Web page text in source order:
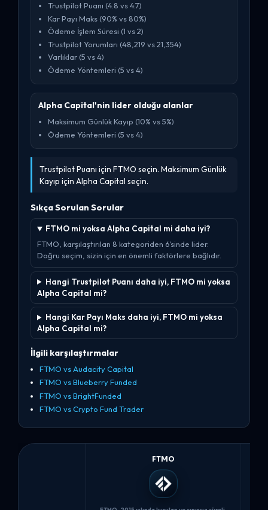
Trustpilot Puanı (4.8 vs 4.7)
Kar Payı Maks (90% vs 80%)
Ödeme İşlem Süresi (1 vs 2)
Trustpilot Yorumları (48,219 vs 21,354)
Varlıklar (5 vs 4)
Ödeme Yöntemleri (5 vs 4)
Alpha Capital'nin lider olduğu alanlar
Maksimum Günlük Kayıp (10% vs 5%)
Ödeme Yöntemleri (5 vs 4)
Trustpilot Puanı için FTMO seçin. Maksimum Günlük
Kayıp için Alpha Capital seçin.
Sıkça Sorulan Sorular
FTMO mi yoksa Alpha Capital mi daha iyi?
FTMO, karşılaştırılan 8 kategoriden 6'sinde lider.
Doğru seçim, sizin için en önemli faktörlere bağlıdır.
Hangi Trustpilot Puanı daha iyi, FTMO mi yoksa
Alpha Capital mi?
Hangi Kar Payı Maks daha iyi, FTMO mi yoksa
Alpha Capital mi?
İlgili karşılaştırmalar
FTMO vs Audacity Capital
FTMO vs Blueberry Funded
FTMO vs BrightFunded
FTMO vs Crypto Fund Trader
FTMO